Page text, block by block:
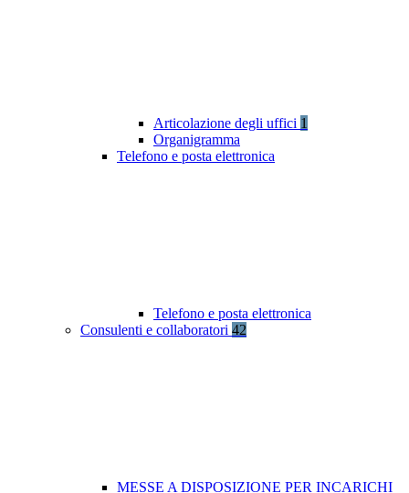
Articolazione degli uffici 1
Organigramma
Telefono e posta elettronica
Telefono e posta elettronica
Consulenti e collaboratori 42
MESSE A DISPOSIZIONE PER INCARICHI